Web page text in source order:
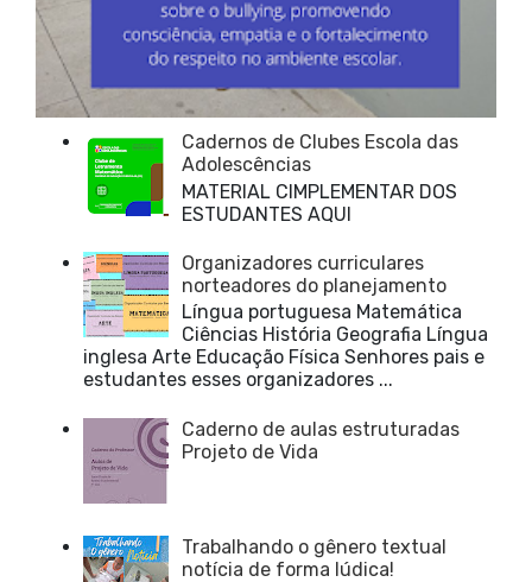
Cadernos de Clubes Escola das
Adolescências
MATERIAL CIMPLEMENTAR DOS
ESTUDANTES AQUI
Organizadores curriculares
norteadores do planejamento
Língua portuguesa Matemática
Ciências História Geografia Língua
inglesa Arte Educação Física Senhores pais e
estudantes esses organizadores ...
Caderno de aulas estruturadas
Projeto de Vida
Trabalhando o gênero textual
notícia de forma lúdica!